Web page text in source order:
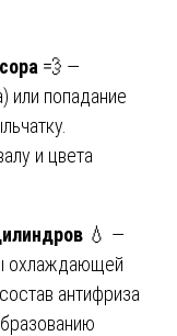
💨 —
или попадание
и цвета
💧 —
охлаждающей
антифриза